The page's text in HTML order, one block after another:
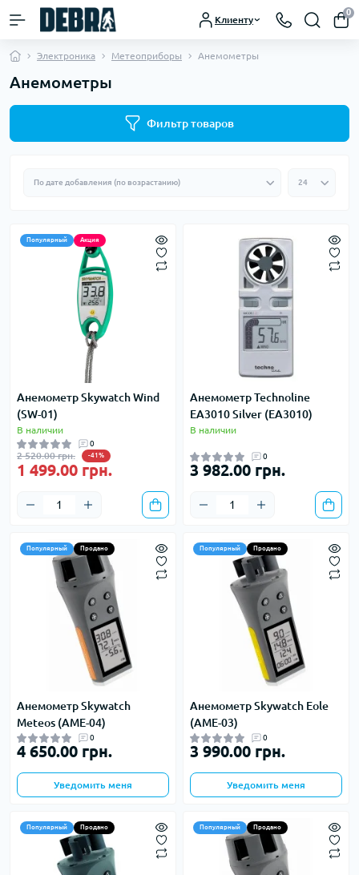
Клиенту
0
Электроника Метеоприборы Анемометры
Анемометры
Фильтр товаров
Популярный Акция
Анемометр Skywatch Wind
(SW-01)
В наличии
0
2 520.00 грн. -41%
1 499.00 грн.
Анемометр Technoline
EA3010 Silver (EA3010)
В наличии
0
3 982.00 грн.
Популярный Продано
Анемометр Skywatch
Meteos (AME-04)
0
4 650.00 грн.
Уведомить меня
Популярный Продано
Анемометр Skywatch Eole
(AME-03)
0
3 990.00 грн.
Уведомить меня
Популярный Продано Популярный Продано